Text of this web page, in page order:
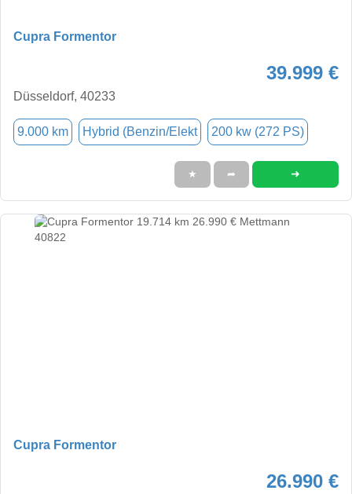
Cupra Formentor
39.999 €
Düsseldorf, 40233
9.000 km Hybrid (Benzin/Elekt 200 kw (272 PS)
★ ➦ ➜
Cupra Formentor
26.990 €